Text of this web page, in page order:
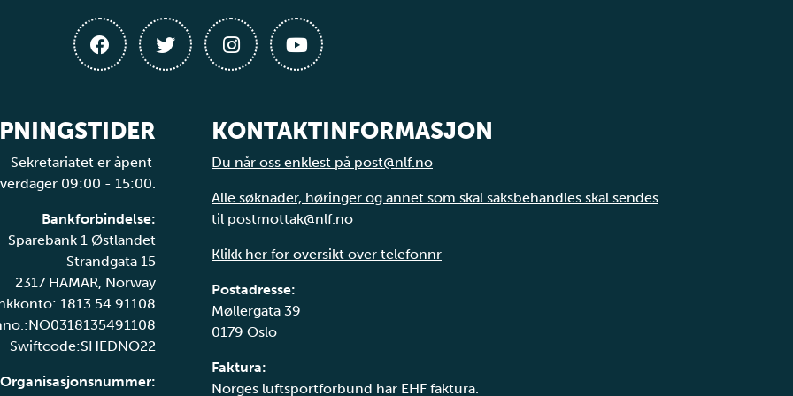
Sekretariatet er åpent
09:00 - 15:00.
Bankforbindelse:
Sparebank 1 Østlandet
Strandgata 15
2317 HAMAR, Norway
1813 54 91108
Swiftcode:SHEDNO22
Organisasjonsnummer:
KONTAKTINFORMASJON
Du når oss enklest på post@nlf.no
Alle søknader, høringer og annet som skal saksbehandles skal sendes
til postmottak@nlf.no
Klikk her for oversikt over telefonnr
Postadresse:
Møllergata 39
0179 Oslo
Faktura:
Norges luftsportforbund har EHF faktura.